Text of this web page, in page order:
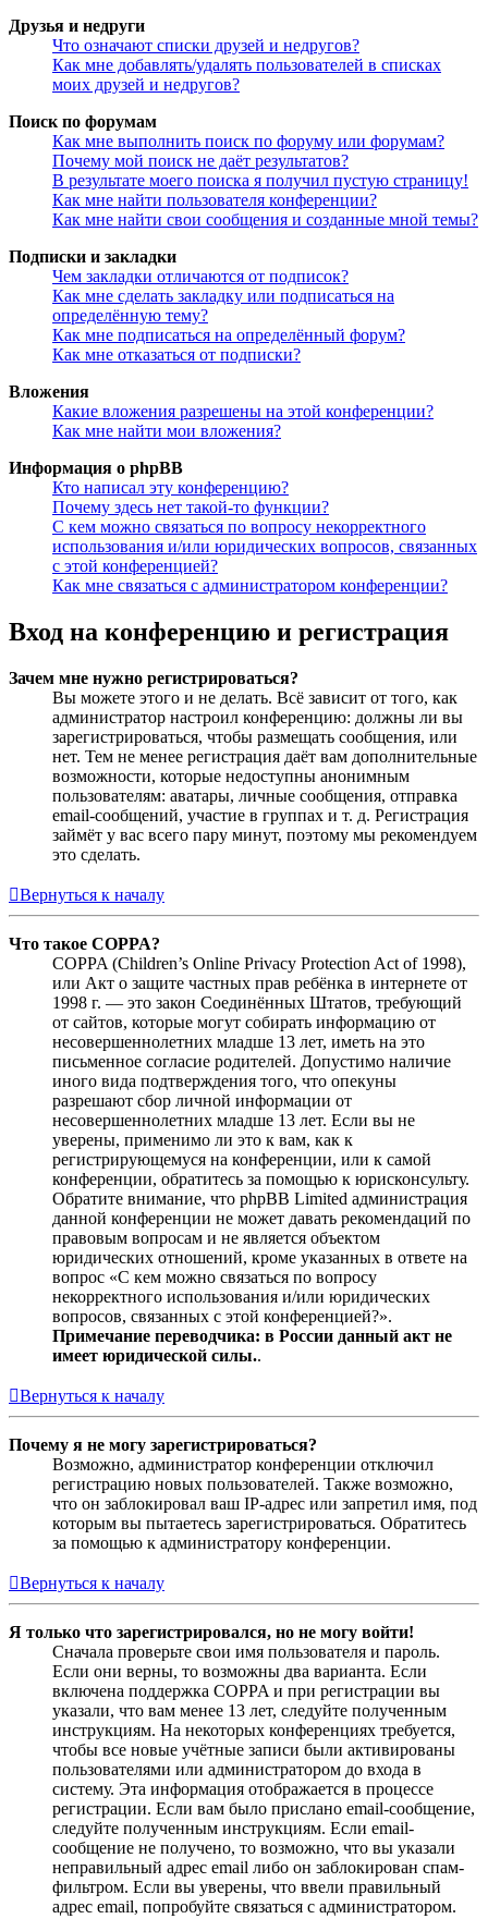
Друзья и недруги
Что означают списки друзей и недругов?
Как мне добавлять/удалять пользователей в списках
моих друзей и недругов?
Поиск по форумам
Как мне выполнить поиск по форуму или форумам?
Почему мой поиск не даёт результатов?
В результате моего поиска я получил пустую страницу!
Как мне найти пользователя конференции?
Как мне найти свои сообщения и созданные мной темы?
Подписки и закладки
Чем закладки отличаются от подписок?
Как мне сделать закладку или подписаться на
определённую тему?
Как мне подписаться на определённый форум?
Как мне отказаться от подписки?
Вложения
Какие вложения разрешены на этой конференции?
Как мне найти мои вложения?
Информация о phpBB
Кто написал эту конференцию?
Почему здесь нет такой-то функции?
С кем можно связаться по вопросу некорректного
использования и/или юридических вопросов, связанных
с этой конференцией?
Как мне связаться с администратором конференции?
Вход на конференцию и регистрация
Зачем мне нужно регистрироваться?
Вы можете этого и не делать. Всё зависит от того, как
администратор настроил конференцию: должны ли вы
зарегистрироваться, чтобы размещать сообщения, или
нет. Тем не менее регистрация даёт вам дополнительные
возможности, которые недоступны анонимным
пользователям: аватары, личные сообщения, отправка
email-сообщений, участие в группах и т. д. Регистрация
займёт у вас всего пару минут, поэтому мы рекомендуем
это сделать.
Вернуться к началу
Что такое COPPA?
COPPA (Children’s Online Privacy Protection Act of 1998),
или Акт о защите частных прав ребёнка в интернете от
1998 г. — это закон Соединённых Штатов, требующий
от сайтов, которые могут собирать информацию от
несовершеннолетних младше 13 лет, иметь на это
письменное согласие родителей. Допустимо наличие
иного вида подтверждения того, что опекуны
разрешают сбор личной информации от
несовершеннолетних младше 13 лет. Если вы не
уверены, применимо ли это к вам, как к
регистрирующемуся на конференции, или к самой
конференции, обратитесь за помощью к юрисконсульту.
Обратите внимание, что phpBB Limited администрация
данной конференции не может давать рекомендаций по
правовым вопросам и не является объектом
юридических отношений, кроме указанных в ответе на
вопрос «С кем можно связаться по вопросу
некорректного использования и/или юридических
вопросов, связанных с этой конференцией?».
Примечание переводчика: в России данный акт не
имеет юридической силы..
Вернуться к началу
Почему я не могу зарегистрироваться?
Возможно, администратор конференции отключил
регистрацию новых пользователей. Также возможно,
что он заблокировал ваш IP-адрес или запретил имя, под
которым вы пытаетесь зарегистрироваться. Обратитесь
за помощью к администратору конференции.
Вернуться к началу
Я только что зарегистрировался, но не могу войти!
Сначала проверьте свои имя пользователя и пароль.
Если они верны, то возможны два варианта. Если
включена поддержка COPPA и при регистрации вы
указали, что вам менее 13 лет, следуйте полученным
инструкциям. На некоторых конференциях требуется,
чтобы все новые учётные записи были активированы
пользователями или администратором до входа в
систему. Эта информация отображается в процессе
регистрации. Если вам было прислано email-сообщение,
следуйте полученным инструкциям. Если email-
сообщение не получено, то возможно, что вы указали
неправильный адрес email либо он заблокирован спам-
фильтром. Если вы уверены, что ввели правильный
адрес email, попробуйте связаться с администратором.